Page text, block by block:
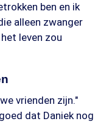
ben en ik
alleen zwanger
leven zou
vrienden zijn."
dat Daniek nog